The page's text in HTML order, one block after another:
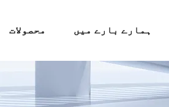
ہمارے بارے میں محصولات